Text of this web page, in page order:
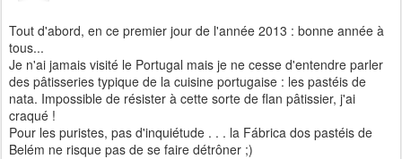
Tout d'abord, en ce premier jour de l'année 2013 : bonne année à
tous...
Je n'ai jamais visité le Portugal mais je ne cesse d'entendre parler
des pâtisseries typique de la cuisine portugaise : les pastéis de
nata. Impossible de résister à cette sorte de flan pâtissier, j'ai
craqué !
Pour les puristes, pas d'inquiétude . . . la Fábrica dos pastéis de
Belém ne risque pas de se faire détrôner ;)